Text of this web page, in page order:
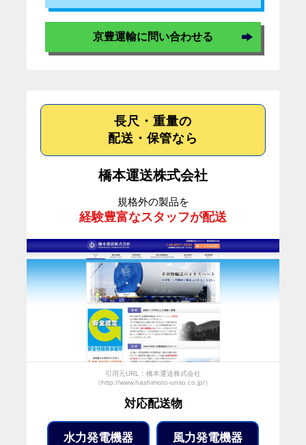
京豊運輸に問い合わせる
長尺・重量の
配送・保管なら
橋本運送株式会社
規格外の製品を
経験豊富なスタッフが配送
引用元URL：橋本運送株式会社
（http://www.hashimoto-unso.co.jp/）
対応配送物
水力発電機器 風力発電機器